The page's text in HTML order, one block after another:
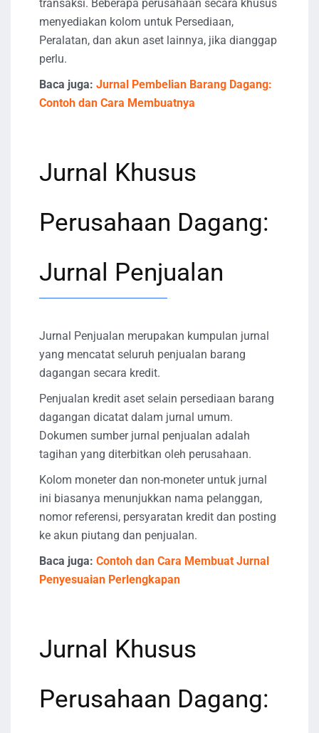
transaksi. Beberapa perusahaan secara khusus
menyediakan kolom untuk Persediaan,
Peralatan, dan akun aset lainnya, jika dianggap
perlu.
Baca juga: Jurnal Pembelian Barang Dagang:
Contoh dan Cara Membuatnya
Jurnal Khusus
Perusahaan Dagang:
Jurnal Penjualan
Jurnal Penjualan merupakan kumpulan jurnal
yang mencatat seluruh penjualan barang
dagangan secara kredit.
Penjualan kredit aset selain persediaan barang
dagangan dicatat dalam jurnal umum.
Dokumen sumber jurnal penjualan adalah
tagihan yang diterbitkan oleh perusahaan.
Kolom moneter dan non-moneter untuk jurnal
ini biasanya menunjukkan nama pelanggan,
nomor referensi, persyaratan kredit dan posting
ke akun piutang dan penjualan.
Baca juga: Contoh dan Cara Membuat Jurnal
Penyesuaian Perlengkapan
Jurnal Khusus
Perusahaan Dagang: